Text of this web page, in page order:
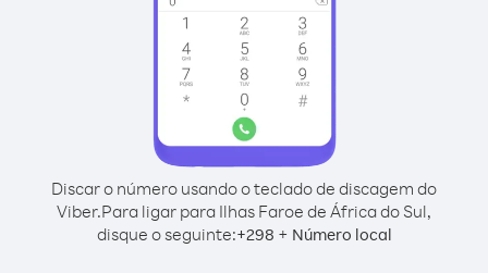
Discar o número usando o teclado de discagem do
Viber.Para ligar para Ilhas Faroe de África do Sul,
disque o seguinte:+298 + Número local